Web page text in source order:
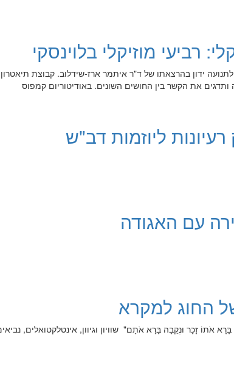
רביעי מוזיקלי בלוינסקי
לתנועה ידון בהרצאתו של ד"ר איתמר ארז-שידלוב. קבוצת
ותדגים את הקשר בין החושים השונים. באודיטוריום קמפוס
ליוזמות דב"ש
עם האגודה
החוג למקרא
זָכָר וּנְקֵבָה בָּרָא אֹתָם" שוויון וגיוון, אינטלקטואלים,